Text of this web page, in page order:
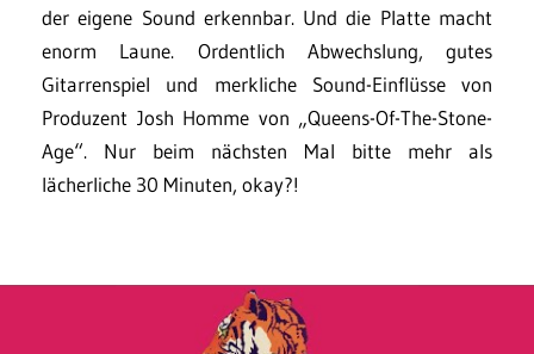
der eigene Sound erkennbar. Und die Platte macht
enorm Laune. Ordentlich Abwechslung, gutes
Gitarrenspiel und merkliche Sound-Einflüsse von
Produzent Josh Homme von „Queens-Of-The-Stone-
Age“. Nur beim nächsten Mal bitte mehr als
lächerliche 30 Minuten, okay?!